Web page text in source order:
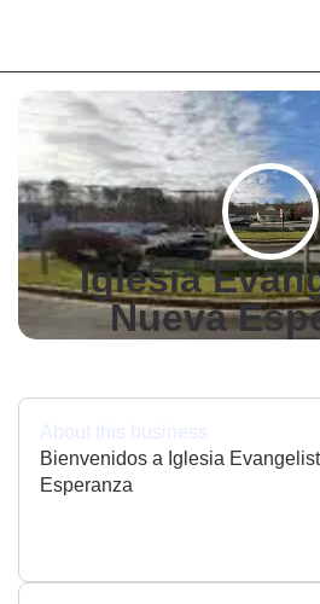
Iglesia
Nueva
About this business
Bienvenidos a Iglesia
Esperanza